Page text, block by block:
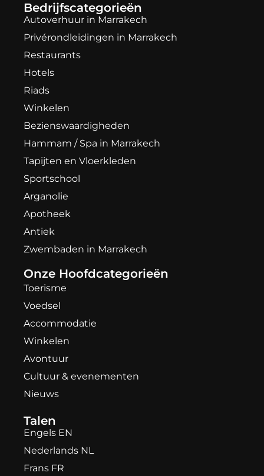
Bedrijfscategorieën
Autoverhuur in Marrakech
Privérondleidingen in Marrakech
Restaurants
Hotels
Riads
Winkelen
Bezienswaardigheden
Hammam / Spa in Marrakech
Tapijten en Vloerkleden
Sportschool
Arganolie
Apotheek
Antiek
Zwembaden in Marrakech
Onze Hoofdcategorieën
Toerisme
Voedsel
Accommodatie
Winkelen
Avontuur
Cultuur & evenementen
Nieuws
Talen
Engels EN
Nederlands NL
Frans FR